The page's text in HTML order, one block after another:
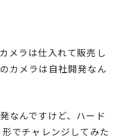
メラは仕入れて販売し
カメラは自社開発なん
なんですけど、ハード
でチャレンジしてみた